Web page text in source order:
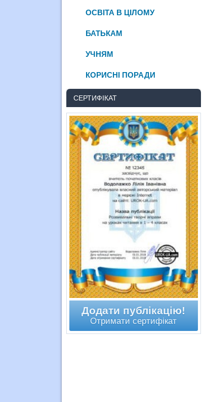
ОСВІТА В ЦІЛОМУ
БАТЬКАМ
УЧНЯМ
КОРИСНІ ПОРАДИ
СЕРТИФІКАТ
Додати публікацію!
Отримати сертифікат